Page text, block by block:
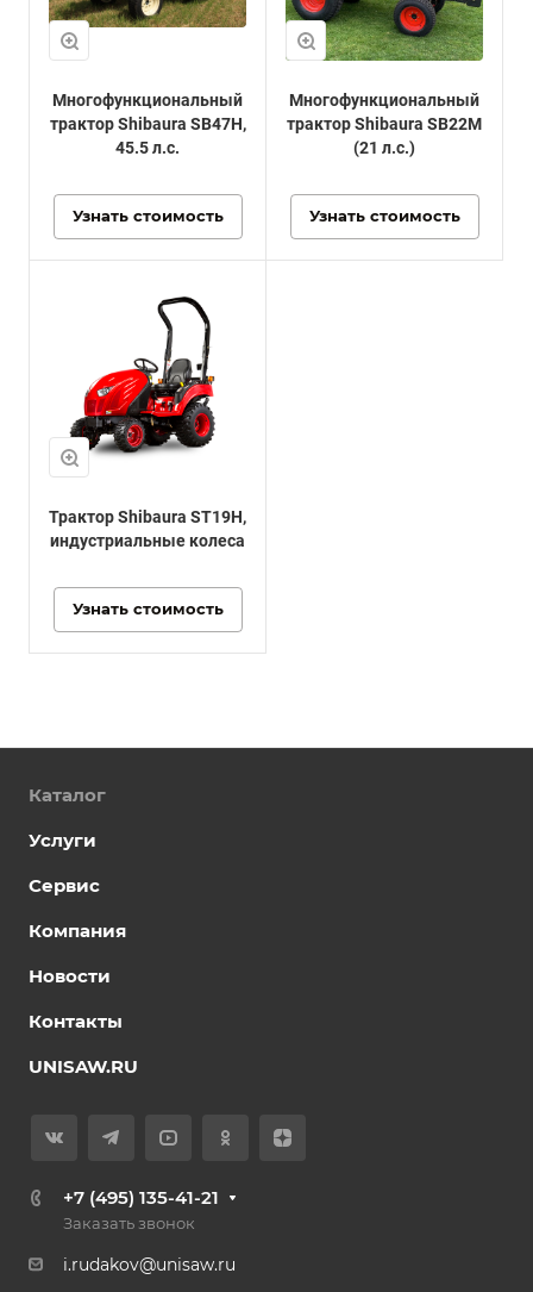
Многофункциональный
трактор Shibaura SB47H,
45.5 л.с.
Узнать стоимость
Многофункциональный
трактор Shibaura SB22M
(21 л.с.)
Узнать стоимость
Трактор Shibaura ST19H,
индустриальные колеса
Узнать стоимость
Каталог
Услуги
Сервис
Компания
Новости
Контакты
UNISAW.RU
+7 (495) 135-41-21
Заказать звонок
i.rudakov@unisaw.ru